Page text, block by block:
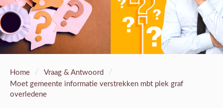
Home / Vraag & Antwoord /
Moet gemeente informatie verstrekken mbt plek graf
overledene